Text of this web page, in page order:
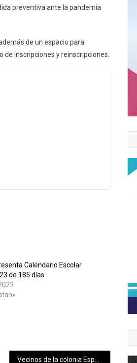
preventiva ante la pandemia
de un espacio para
inscripciones y reinscripciones.
Calendario Escolar
de 185 días